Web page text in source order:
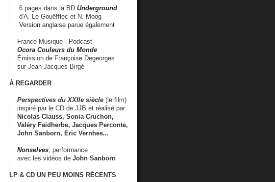
6 pages dans la BD Underground
d'A. Le Gouëfflec et N. Moog
Version anglaise parue également
France Musique - Podcast
Ocora Couleurs du Monde
Émission de Françoise Degeorges
sur Jean-Jacques Birgé
À REGARDER
Perspectives du XXIIe siècle (le film)
inspiré par le CD de JJB et réalisé par
Nicolas Clauss, Sonia Cruchon,
Valéry Faidherbe, Jacques Perconte,
John Sanborn, Eric Vernhes...
Nonselves , performance
avec les vidéos de John Sanborn
LP & CD UN PEU MOINS RÉCENTS